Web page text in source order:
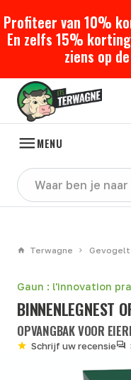
Profiteer van 10%
En zelfs 15%
ziens op
MENU
Terwagne
Gaun : l'innovation
BINNENLEGNEST
OPVANGBAK VOOR
Schrijf uw recensie